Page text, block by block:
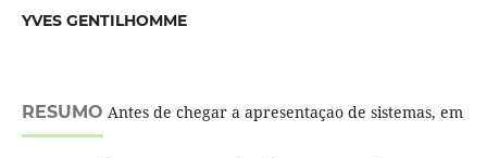
YVES GENTILHOMME
RESUMO Antes de chegar a apresentaçao de sistemas, em